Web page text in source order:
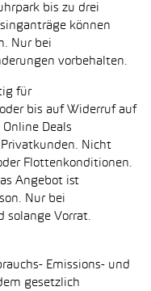
bis zu drei
können
Nur bei
vorbehalten.
für
bis auf Widerruf auf
Deals
Nicht
Flottenkonditionen.
Angebot ist
Nur bei
solange Vorrat.
Emissions- und
gesetzlich